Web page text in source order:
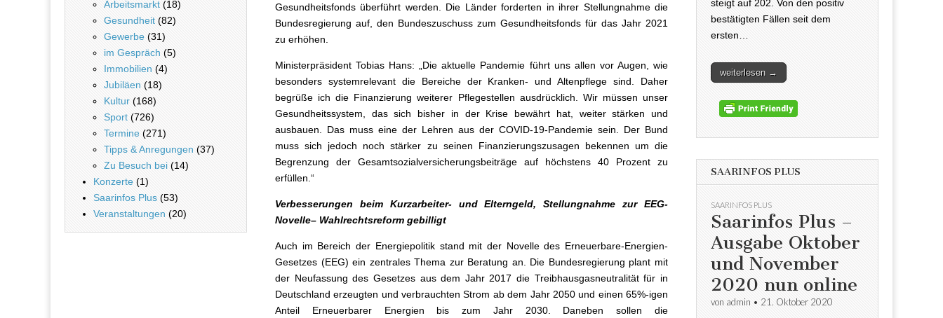
Gesundheitsfonds überführt werden. Die Länder forderten in ihrer Stellungnahme die
Bundesregierung auf, den Bundeszuschuss zum Gesundheitsfonds für das Jahr 2021
zu erhöhen.
Ministerpräsident Tobias Hans: „Die aktuelle Pandemie führt uns allen vor Augen, wie
besonders systemrelevant die Bereiche der Kranken- und Altenpflege sind. Daher
begrüße ich die Finanzierung weiterer Pflegestellen ausdrücklich. Wir müssen unser
Gesundheitssystem, das sich bisher in der Krise bewährt hat, weiter stärken und
ausbauen. Das muss eine der Lehren aus der COVID-19-Pandemie sein. Der Bund
muss sich jedoch noch stärker zu seinen Finanzierungszusagen bekennen um die
Begrenzung der Gesamtsozialversicherungsbeiträge auf höchstens 40 Prozent zu
erfüllen.“
Verbesserungen beim Kurzarbeiter- und Elterngeld, Stellungnahme zur EEG-
Novelle– Wahlrechtsreform gebilligt
Auch im Bereich der Energiepolitik stand mit der Novelle des Erneuerbare-Energien-
Gesetzes (EEG) ein zentrales Thema zur Beratung an. Die Bundesregierung plant mit
der Neufassung des Gesetzes aus dem Jahr 2017 die Treibhausgasneutralität für in
Deutschland erzeugten und verbrauchten Strom ab dem Jahr 2050 und einen 65%-igen
Anteil Erneuerbarer Energien bis zum Jahr 2030. Daneben sollen die
Arbeitsmarkt (18)
Gesundheit (82)
Gewerbe (31)
im Gespräch (5)
Immobilien (4)
Jubiläen (18)
Kultur (168)
Sport (726)
Termine (271)
Tipps & Anregungen (37)
Zu Besuch bei (14)
Konzerte (1)
Saarinfos Plus (53)
Veranstaltungen (20)
steigt auf 202. Von den positiv
bestätigten Fällen seit dem
ersten…
weiterlesen →
SAARINFOS PLUS
SAARINFOS PLUS
Saarinfos Plus –
Ausgabe Oktober
und November
2020 nun online
von admin • 21. Oktober 2020